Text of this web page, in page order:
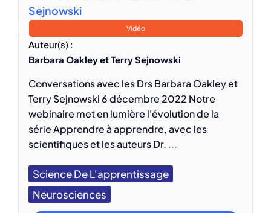
Sejnowski
Vidéo
Auteur(s) :
Barbara Oakley et Terry Sejnowski
Conversations avec les Drs Barbara Oakley et
Terry Sejnowski 6 décembre 2022 Notre
webinaire met en lumière l'évolution de la
série Apprendre à apprendre, avec les
scientifiques et les auteurs Dr. ...
Science De L'apprentissage
Neurosciences